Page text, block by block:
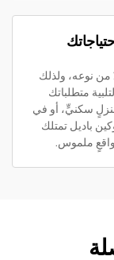
نوعه، ولذلك
متطلباتك
سكنيٍّ، أو في
باديل تمتلك
واقعٍ ملموس.